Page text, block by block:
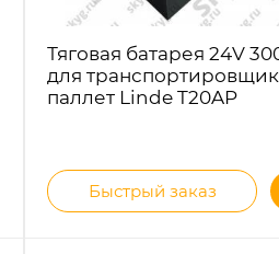
Тяговая батарея 24V
для
паллет Linde T20AP
Быстрый заказ